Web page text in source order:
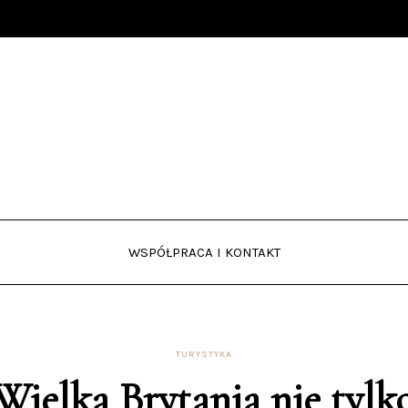
WSPÓŁPRACA I KONTAKT
TURYSTYKA